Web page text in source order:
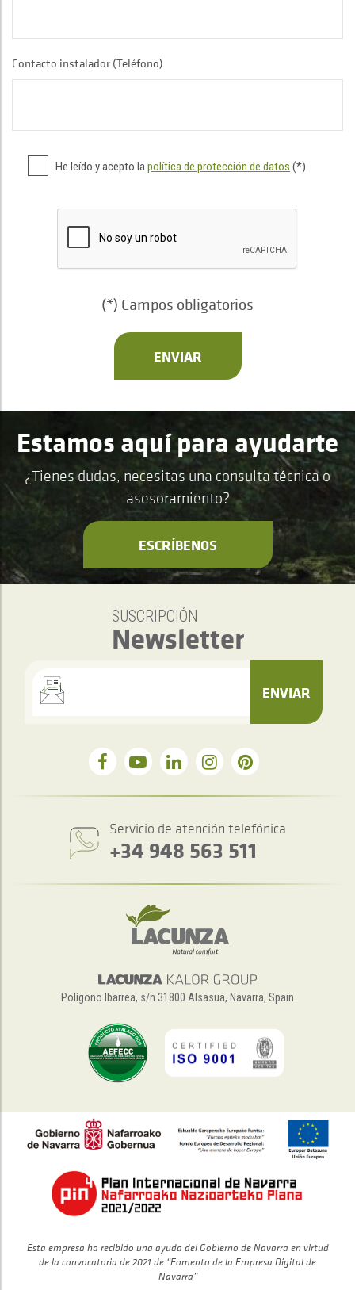
Contacto instalador (Teléfono)
He leído y acepto lapolítica de protección de datos (*)
(*) Campos obligatorios
ENVIAR
Estamos aquí para ayudarte
¿Tienes dudas, necesitas una consulta técnica o
asesoramiento?
ESCRÍBENOS
SUSCRIPCIÓN
Newsletter
ENVIAR
Servicio de atención telefónica
+34 948 563 511
Polígono Ibarrea, s/n 31800 Alsasua, Navarra, Spain
Esta empresa ha recibido una ayuda del Gobierno de Navarra en virtud
de la convocatoria de 2021 de “Fomento de la Empresa Digital de
Navarra”